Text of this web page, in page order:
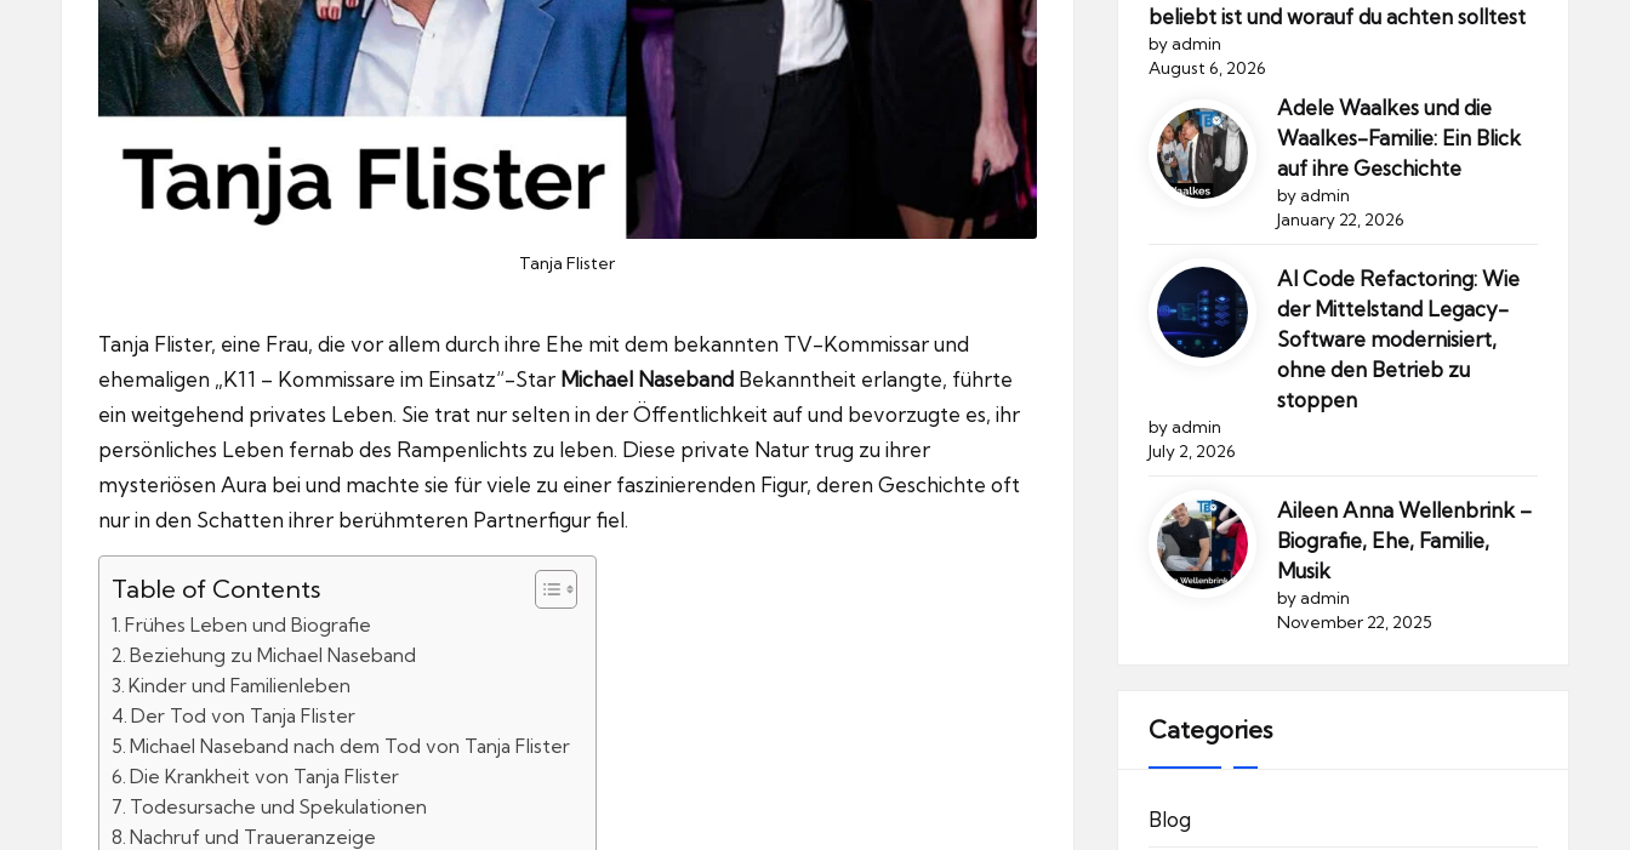
Tanja Flister
Tanja Flister, eine Frau, die vor allem durch ihre Ehe mit dem bekannten TV-Kommissar und
ehemaligen „K11 – Kommissare im Einsatz“-Star Michael Naseband Bekanntheit erlangte, führte
ein weitgehend privates Leben. Sie trat nur selten in der Öffentlichkeit auf und bevorzugte es, ihr
persönliches Leben fernab des Rampenlichts zu leben. Diese private Natur trug zu ihrer
mysteriösen Aura bei und machte sie für viele zu einer faszinierenden Figur, deren Geschichte oft
nur in den Schatten ihrer berühmteren Partnerfigur fiel.
Table of Contents
Frühes Leben und Biografie
Beziehung zu Michael Naseband
Kinder und Familienleben
Der Tod von Tanja Flister
Michael Naseband nach dem Tod von Tanja Flister
Die Krankheit von Tanja Flister
Todesursache und Spekulationen
Nachruf und Traueranzeige
beliebt ist und worauf du achten solltest
by admin
August 6, 2026
Adele Waalkes und die
Waalkes-Familie: Ein Blick
auf ihre Geschichte
by admin
January 22, 2026
AI Code Refactoring: Wie
der Mittelstand Legacy-
Software modernisiert,
ohne den Betrieb zu
stoppen
by admin
July 2, 2026
Aileen Anna Wellenbrink –
Biografie, Ehe, Familie,
Musik
by admin
November 22, 2025
Categories
Blog